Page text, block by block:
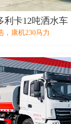
利卡12吨洒水车
，康机230马力